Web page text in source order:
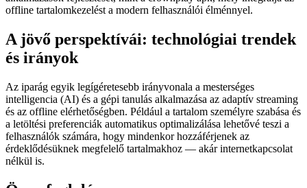
offline tartalomkezelést a modern felhasználói élménnyel.
A jövő perspektívái: technológiai trendek
és irányok
Az iparág egyik legígéretesebb irányvonala a mesterséges
intelligencia (AI) és a gépi tanulás alkalmazása az adaptív streaming
és az offline elérhetőségben. Például a tartalom személyre szabása és
a letöltési preferenciák automatikus optimalizálása lehetővé teszi a
felhasználók számára, hogy mindenkor hozzáférjenek az
érdeklődésüknek megfelelő tartalmakhoz — akár internetkapcsolat
nélkül is.